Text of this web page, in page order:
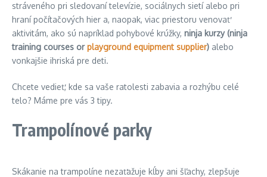
stráveného pri sledovaní televízie, sociálnych sietí alebo pri
hraní počítačových hier a, naopak, viac priestoru venovať
aktivitám, ako sú napríklad pohybové krúžky, ninja kurzy (ninja
training courses orplayground equipment supplier) alebo
vonkajšie ihriská pre deti.
Chcete vedieť, kde sa vaše ratolesti zabavia a rozhýbu celé
telo? Máme pre vás 3 tipy.
Trampolínové parky
Skákanie na trampolíne nezaťažuje kĺby ani šľachy, zlepšuje